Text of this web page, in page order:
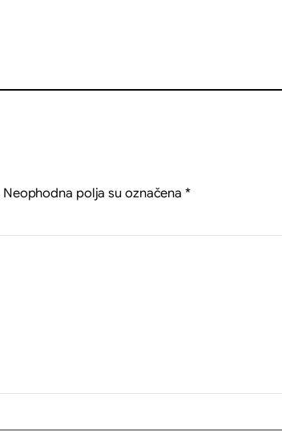
Neophodna polja su označena*